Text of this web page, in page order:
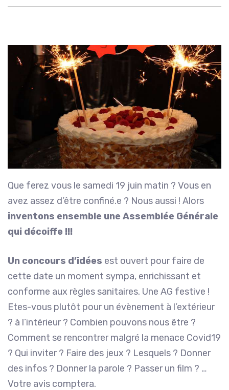
Que ferez vous le samedi 19 juin matin ? Vous en
avez assez d’être confiné.e ? Nous aussi ! Alors
inventons ensemble une Assemblée Générale
qui décoiffe !!!
Un concours d’idées est ouvert pour faire de
cette date un moment sympa, enrichissant et
conforme aux règles sanitaires. Une AG festive !
Etes-vous plutôt pour un évènement à l’extérieur
? à l’intérieur ? Combien pouvons nous être ?
Comment se rencontrer malgré la menace Covid19
? Qui inviter ? Faire des jeux ? Lesquels ? Donner
des infos ? Donner la parole ? Passer un film ? …
Votre avis comptera.